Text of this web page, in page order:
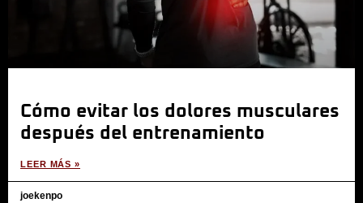
Cómo evitar los dolores musculares
después del entrenamiento
LEER MÁS »
joekenpo